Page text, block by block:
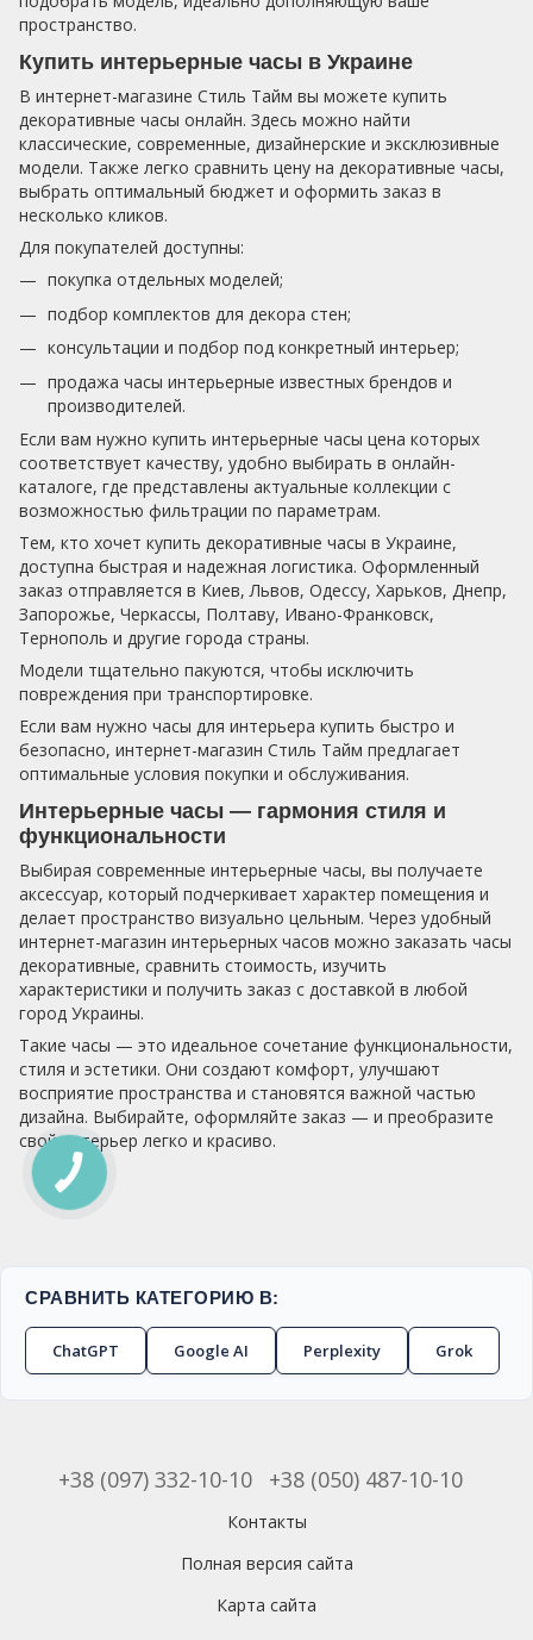
пространство.
Купить интерьерные часы в Украине
В интернет-магазине Стиль Тайм вы можете купить
декоративные часы онлайн. Здесь можно найти
классические, современные, дизайнерские и эксклюзивные
модели. Также легко сравнить цену на декоративные часы,
выбрать оптимальный бюджет и оформить заказ в
несколько кликов.
Для покупателей доступны:
покупка отдельных моделей;
подбор комплектов для декора стен;
консультации и подбор под конкретный интерьер;
продажа часы интерьерные известных брендов и
производителей.
Если вам нужно купить интерьерные часы цена которых
соответствует качеству, удобно выбирать в онлайн-
каталоге, где представлены актуальные коллекции с
возможностью фильтрации по параметрам.
Тем, кто хочет купить декоративные часы в Украине,
доступна быстрая и надежная логистика. Оформленный
заказ отправляется в Киев, Львов, Одессу, Харьков, Днепр,
Запорожье, Черкассы, Полтаву, Ивано-Франковск,
Тернополь и другие города страны.
Модели тщательно пакуются, чтобы исключить
повреждения при транспортировке.
Если вам нужно часы для интерьера купить быстро и
безопасно, интернет-магазин Стиль Тайм предлагает
оптимальные условия покупки и обслуживания.
Интерьерные часы — гармония стиля и
функциональности
Выбирая современные интерьерные часы, вы получаете
аксессуар, который подчеркивает характер помещения и
делает пространство визуально цельным. Через удобный
интернет-магазин интерьерных часов можно заказать часы
декоративные, сравнить стоимость, изучить
характеристики и получить заказ с доставкой в любой
город Украины.
Такие часы — это идеальное сочетание функциональности,
стиля и эстетики. Они создают комфорт, улучшают
восприятие пространства и становятся важной частью
дизайна. Выбирайте, оформляйте заказ — и преобразите
свой интерьер легко и красиво.
СРАВНИТЬ КАТЕГОРИЮ В:
ChatGPT Google AI Perplexity Grok
+38 (097) 332-10-10 +38 (050) 487-10-10
Контакты
Полная версия сайта
Карта сайта